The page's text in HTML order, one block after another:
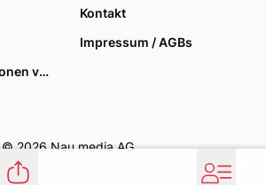
Kontakt
Impressum / AGBs
Datenschutzoptionen verwalten
© 2026 Nau media AG